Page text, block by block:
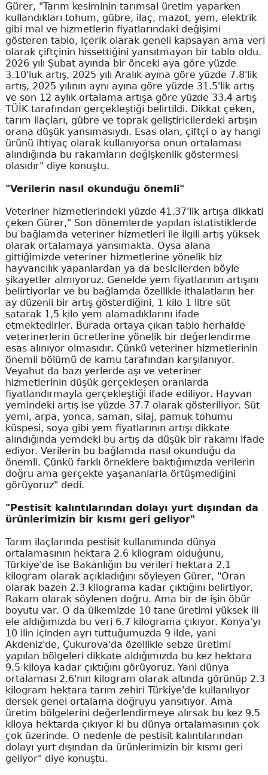
Gürer, "Tarım kesiminin tarımsal üretim yaparken
kullandıkları tohum, gübre, ilaç, mazot, yem, elektrik
gibi mal ve hizmetlerin fiyatlarındaki değişimi
gösteren tablo, içerik olarak geneli kapsayan ama veri
olarak çiftçinin hissettiğini yansıtmayan bir tablo oldu.
2026 yılı Şubat ayında bir önceki aya göre yüzde
3.10'luk artış, 2025 yılı Aralık ayına göre yüzde 7.8'lik
artış, 2025 yılının aynı ayına göre yüzde 31.5'lik artış
ve son 12 aylık ortalama artışa göre yüzde 33.4 artış
TÜİK tarafından gerçekleştiği belirtildi. Dikkat çeken,
tarım ilaçları, gübre ve toprak geliştiricilerdeki artışın
orana düşük yansımasıydı. Esas olan, çiftçi o ay hangi
ürünü ihtiyaç olarak kullanıyorsa onun ortalaması
alındığında bu rakamların değişkenlik göstermesi
olasıdır" diye konuştu.
"Verilerin nasıl okunduğu önemli"
Veteriner hizmetlerindeki yüzde 41.37'lik artışa dikkati
çeken Gürer," Son dönemlerde yapılan istatistiklerde
bu bağlamda veteriner hizmetleri ile ilgili artış yüksek
olarak ortalamaya yansımakta. Oysa alana
gittiğimizde veteriner hizmetlerine yönelik biz
hayvancılık yapanlardan ya da besicilerden böyle
şikayetler almıyoruz. Genelde yem fiyatlarının artışını
belirtiyorlar ve bu bağlamda özellikle ithalatların her
ay düzenli bir artış gösterdiğini, 1 kilo 1 litre süt
satarak 1,5 kilo yem alamadıklarını ifade
etmektedirler. Burada ortaya çıkan tablo herhalde
veterinerlerin ücretlerine yönelik bir değerlendirme
esas alınıyor olmasıdır. Çünkü veteriner hizmetlerinin
önemli bölümü de kamu tarafından karşılanıyor.
Veyahut da bazı yerlerde aşı ve veteriner
hizmetlerinin düşük gerçekleşen oranlarda
fiyatlandırmayla gerçekleştiği ifade ediliyor. Hayvan
yemindeki artış ise yüzde 37.7 olarak gösteriliyor. Süt
yemi, arpa, yonca, saman, silaj, pamuk tohumu
küspesi, soya gibi yem fiyatlarının artışı dikkate
alındığında yemdeki bu artış da düşük bir rakamı ifade
ediyor. Verilerin bu bağlamda nasıl okunduğu da
önemli. Çünkü farklı örneklere baktığımızda verilerin
doğru ama gerçekte yaşananlarla örtüşmediğini
görüyoruz" dedi.
"Pestisit kalıntılarından dolayı yurt dışından da
ürünlerimizin bir kısmı geri geliyor"
Tarım ilaçlarında pestisit kullanımında dünya
ortalamasının hektara 2.6 kilogram olduğunu,
Türkiye'de ise Bakanlığın bu verileri hektara 2.1
kilogram olarak açıkladığını söyleyen Gürer, "Oran
olarak bazen 2.3 kilograma kadar çıktığını belirtiyor.
Rakam olarak söylenen doğru. Ama bir de işin öbür
boyutu var. O da ülkemizde 10 tane üretimi yüksek ili
ele aldığımızda bu veri 6.7 kilograma çıkıyor. Konya'yı
10 ilin içinden ayrı tuttuğumuzda 9 ilde, yani
Akdeniz'de, Çukurova'da özellikle sebze üretimi
yapılan bölgeleri dikkate aldığımızda bu kez hektara
9.5 kiloya kadar çıktığını görüyoruz. Yani dünya
ortalaması 2.6'nın kilogram olarak altında görünüp 2.3
kilogram hektara tarım zehiri Türkiye'de kullanılıyor
dersek genel ortalama doğruyu yansıtıyor. Ama
üretim bölgelerini değerlendirmeye alırsak bu kez 9.5
kiloya hektarda çıkıyor ki bu dünya ortalamasının çok
çok üzerinde. O nedenle de pestisit kalıntılarından
dolayı yurt dışından da ürünlerimizin bir kısmı geri
geliyor" diye konuştu.